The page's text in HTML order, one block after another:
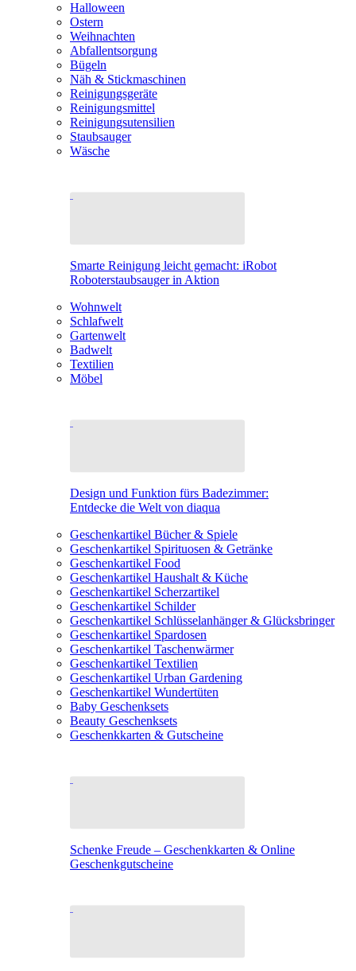
Halloween
Ostern
Weihnachten
Abfallentsorgung
Bügeln
Näh & Stickmaschinen
Reinigungsgeräte
Reinigungsmittel
Reinigungsutensilien
Staubsauger
Wäsche
Smarte Reinigung leicht gemacht: iRobot
Roboterstaubsauger in Aktion
Wohnwelt
Schlafwelt
Gartenwelt
Badwelt
Textilien
Möbel
Design und Funktion fürs Badezimmer:
Entdecke die Welt von diaqua
Geschenkartikel Bücher & Spiele
Geschenkartikel Spirituosen & Getränke
Geschenkartikel Food
Geschenkartikel Haushalt & Küche
Geschenkartikel Scherzartikel
Geschenkartikel Schilder
Geschenkartikel Schlüsselanhänger & Glücksbringer
Geschenkartikel Spardosen
Geschenkartikel Taschenwärmer
Geschenkartikel Textilien
Geschenkartikel Urban Gardening
Geschenkartikel Wundertüten
Baby Geschenksets
Beauty Geschenksets
Geschenkkarten & Gutscheine
Schenke Freude – Geschenkkarten & Online
Geschenkgutscheine